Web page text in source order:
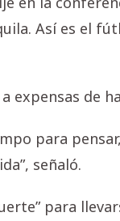
Así es el
expensas de
para
señaló.
para